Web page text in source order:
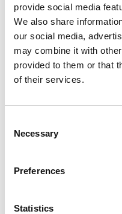
provide social media
We also share
our social media,
may combine it with
provided to them or that
of their services.
Selection
Necessary
Preferences
Statistics
CONTACTS
Via